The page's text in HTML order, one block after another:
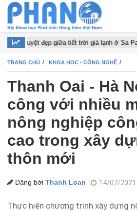
nở tuyệt đẹp giữa tiết trời giá lạnh ở Sa Pa
TRANG CHỦ KHOA HỌC - CÔNG NGHỆ
Thanh Oai - Hà
công với nhiều
nông nghiệp
cao trong xây
thôn mới
Đăng bởi Thanh Loan 14/07/2021
Thực hiện chương trình xây dựng